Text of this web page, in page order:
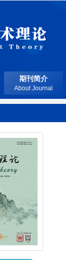
期刊简介
About Journal